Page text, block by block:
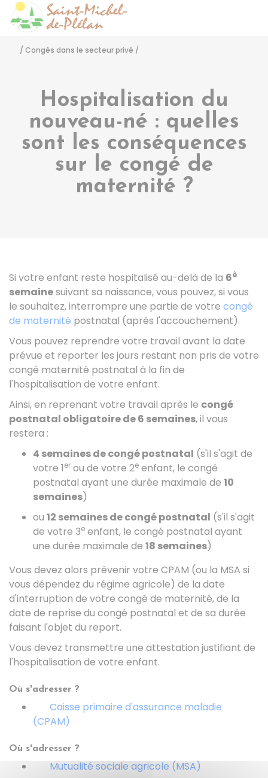
/ Congés dans le secteur privé /
Hospitalisation du
nouveau-né : quelles
sont les conséquences
sur le congé de
maternité ?
Si votre enfant reste hospitalisé au-delà de la 6è
semainesuivant sa naissance, vous pouvez, si vous
le souhaitez, interrompre une partie de votre congé
de maternité postnatal (après l'accouchement).
Vous pouvez reprendre votre travail avant la date
prévue et reporter les jours restant non pris de votre
congé maternité postnatal à la fin de
l'hospitalisation de votre enfant.
Ainsi, en reprenant votre travail après le congé
postnatal obligatoire de 6 semaines, il vous
restera :
4 semaines de congé postnatal (s'il s'agit de
votre 1er ou de votre 2e enfant, le congé
postnatal ayant une durée maximale de 10
semaines)
ou 12 semaines de congé postnatal (s'il s'agit
de votre 3e enfant, le congé postnatal ayant
une durée maximale de 18 semaines)
Vous devez alors prévenir votre CPAM (ou la MSA si
vous dépendez du régime agricole) de la date
d'interruption de votre congé de maternité, de la
date de reprise du congé postnatal et de sa durée
faisant l'objet du report.
Vous devez transmettre une attestation justifiant de
l'hospitalisation de votre enfant.
Où s'adresser ?
Caisse primaire d'assurance maladie
(CPAM)
Où s'adresser ?
Mutualité sociale agricole (MSA)